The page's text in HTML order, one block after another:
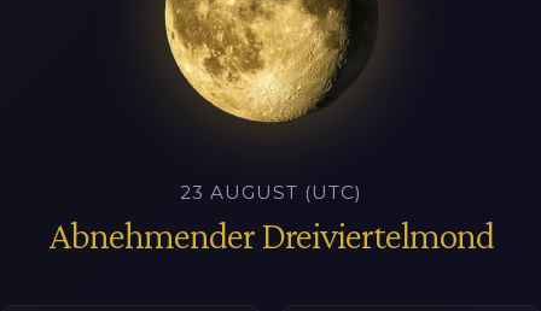
23 AUGUST (UTC)
Abnehmender Dreiviertelmond